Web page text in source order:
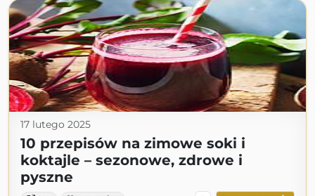
17 lutego 2025
10 przepisów na zimowe soki i
koktajle – sezonowe, zdrowe i
pyszne